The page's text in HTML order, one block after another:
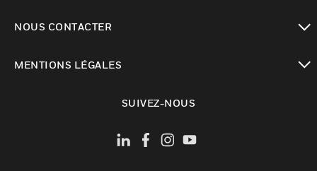
NOUS CONTACTER
MENTIONS LÉGALES
SUIVEZ-NOUS